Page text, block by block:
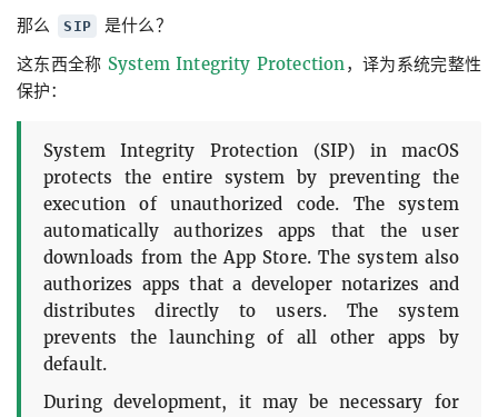
那么
SIP
是什么？
这东西全称 System Integrity Protection，译为系统完整性
保护：
System Integrity Protection (SIP) in macOS
protects the entire system by preventing the
execution of unauthorized code. The system
automatically authorizes apps that the user
downloads from the App Store. The system also
authorizes apps that a developer notarizes and
distributes directly to users. The system
prevents the launching of all other apps by
default.
During development, it may be necessary for